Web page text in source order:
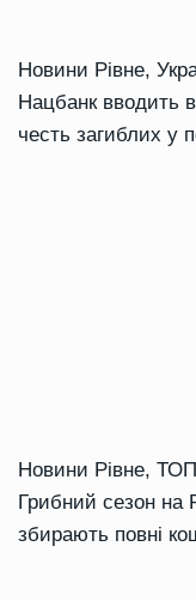
Новини Рівне,
Нацбанк вводить
честь загиблих у
Новини Рівне, ТОП
Грибний сезон на
збирають повні